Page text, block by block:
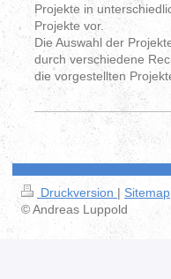
Projekte in
Projekte vor.
Die Auswahl der
durch verschiedene
die vorgestellten
Druckversion | Sitemap
© Andreas Luppold